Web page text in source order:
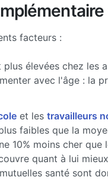
facteurs :
élevées chez les
avec l'âge : la
et les travailleurs
faibles que la
10% moins cher que
quant à lui
santé sont